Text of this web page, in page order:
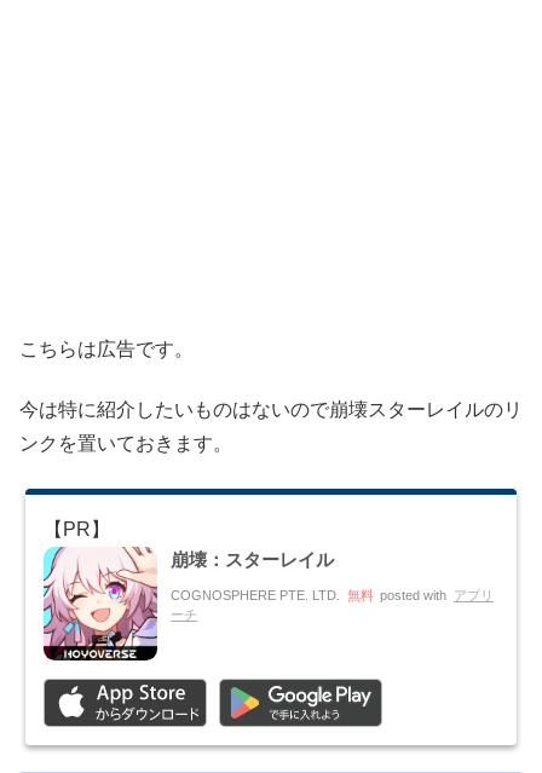
こちらは広告です。
今は特に紹介したいものはないので崩壊スターレイルのリ
ンクを置いておきます。
崩壊：スターレイル
COGNOSPHERE PTE. LTD. 無料 posted with アプリ
ーチ